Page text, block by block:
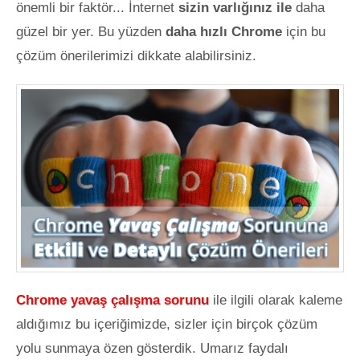
önemli bir faktör... İnternet sizin varlığınız ile daha
güzel bir yer. Bu yüzden daha hızlı Chrome için bu
çözüm önerilerimizi dikkate alabilirsiniz.
Chrome yavaş çalışma sorunu ile ilgili olarak kaleme
aldığımız bu içeriğimizde, sizler için birçok çözüm
yolu sunmaya özen gösterdik. Umarız faydalı